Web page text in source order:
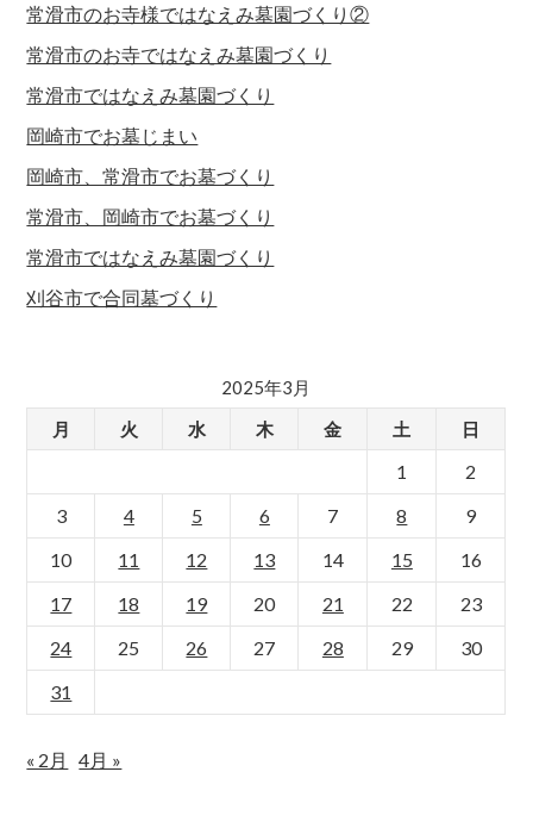
常滑市のお寺様ではなえみ墓園づくり②
常滑市のお寺ではなえみ墓園づくり
常滑市ではなえみ墓園づくり
岡崎市でお墓じまい
岡崎市、常滑市でお墓づくり
常滑市、岡崎市でお墓づくり
常滑市ではなえみ墓園づくり
刈谷市で合同墓づくり
2025年3月
月
火 水 木 金 土 日
1
2
3
4 5 6 7 8
9
10
11 12 13 14 15
16
17
18 19 20 21 22
23
24
25 26 27 28 29
30
31
« 2月 4月 »